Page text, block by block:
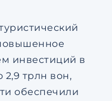
инвестиций в
2,9 трлн вон,
обеспечили